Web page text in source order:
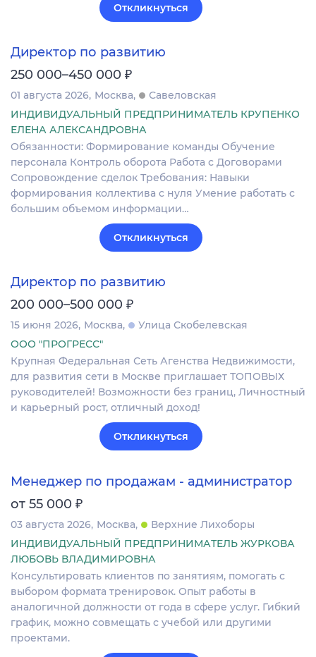
Откликнуться
Директор по развитию
250 000–450 000 ₽
01 августа 2026 Москва
Савеловская
ИНДИВИДУАЛЬНЫЙ ПРЕДПРИНИМАТЕЛЬ КРУПЕНКО
ЕЛЕНА АЛЕКСАНДРОВНА
Обязанности: Формирование команды Обучение
персонала Контроль оборота Работа с Договорами
Сопровождение сделок Требования: Навыки
формирования коллектива с нуля Умение работать с
большим объемом информации…
Откликнуться
Директор по развитию
200 000–500 000 ₽
15 июня 2026 Москва
Улица Скобелевская
ООО "ПРОГРЕСС"
Крупная Федеральная Сеть Агенства Недвижимости,
для развития сети в Москве приглашает ТОПОВЫХ
руководителей! Возможности без границ, Личностный
и карьерный рост, отличный доход!
Откликнуться
Менеджер по продажам - администратор
от 55 000 ₽
03 августа 2026 Москва
Верхние Лихоборы
ИНДИВИДУАЛЬНЫЙ ПРЕДПРИНИМАТЕЛЬ ЖУРКОВА
ЛЮБОВЬ ВЛАДИМИРОВНА
Консультировать клиентов по занятиям, помогать с
выбором формата тренировок. Опыт работы в
аналогичной должности от года в сфере услуг. Гибкий
график, можно совмещать с учебой или другими
проектами.